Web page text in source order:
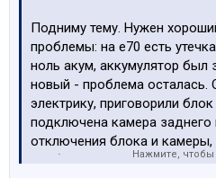
Подниму тему. Нужен
проблемы: на e70 есть
ноль акум, аккумулятор был
новый - проблема
электрику, приговорили
подключена камера заднего
отключения блока и камеры,
проблема вернулась.Нажмите, чтобы